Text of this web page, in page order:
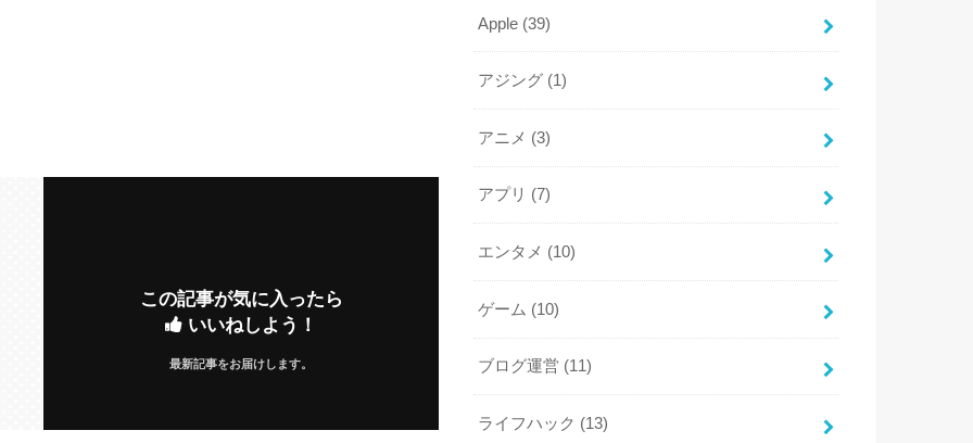
この記事が気に入ったら
いいねしよう！
最新記事をお届けします。
Apple (39)
アジング (1)
アニメ (3)
アプリ (7)
エンタメ (10)
ゲーム (10)
ブログ運営 (11)
ライフハック (13)